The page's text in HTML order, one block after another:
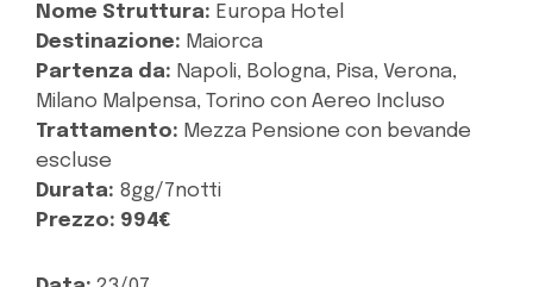
Nome Struttura: Europa Hotel
Destinazione: Maiorca
Partenza da: Napoli, Bologna, Pisa, Verona,
Milano Malpensa, Torino con Aereo Incluso
Trattamento: Mezza Pensione con bevande
escluse
Durata: 8gg/7notti
Prezzo: 994€